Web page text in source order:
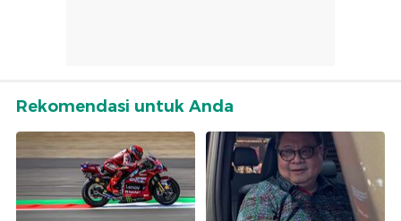
Rekomendasi untuk Anda